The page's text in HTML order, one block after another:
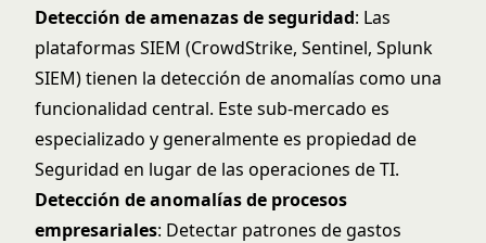
Detección de amenazas de seguridad: Las
plataformas SIEM (CrowdStrike, Sentinel, Splunk
SIEM) tienen la detección de anomalías como una
funcionalidad central. Este sub-mercado es
especializado y generalmente es propiedad de
Seguridad en lugar de las operaciones de TI.
Detección de anomalías de procesos
empresariales: Detectar patrones de gastos